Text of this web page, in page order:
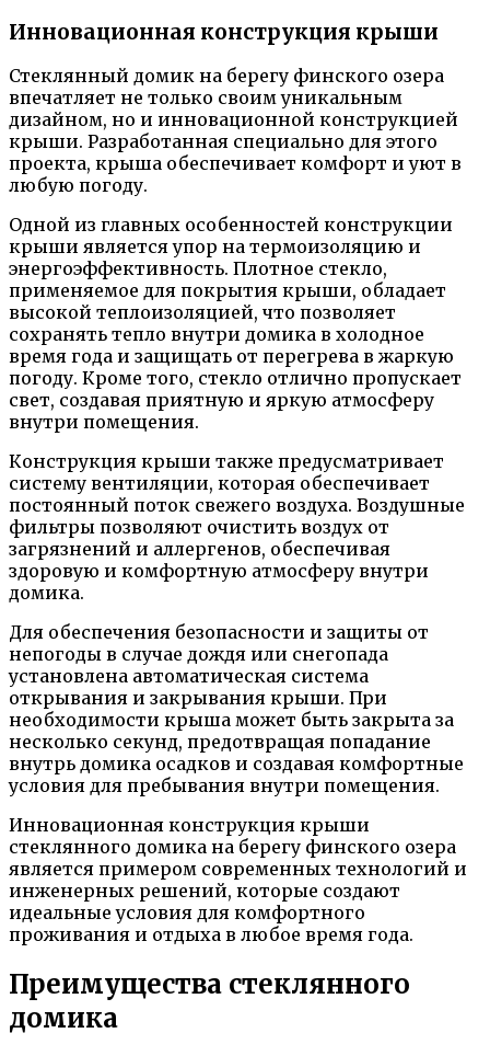
Инновационная конструкция крыши
Стеклянный домик на берегу финского озера
впечатляет не только своим уникальным
дизайном, но и инновационной конструкцией
крыши. Разработанная специально для этого
проекта, крыша обеспечивает комфорт и уют в
любую погоду.
Одной из главных особенностей конструкции
крыши является упор на термоизоляцию и
энергоэффективность. Плотное стекло,
применяемое для покрытия крыши, обладает
высокой теплоизоляцией, что позволяет
сохранять тепло внутри домика в холодное
время года и защищать от перегрева в жаркую
погоду. Кроме того, стекло отлично пропускает
свет, создавая приятную и яркую атмосферу
внутри помещения.
Конструкция крыши также предусматривает
систему вентиляции, которая обеспечивает
постоянный поток свежего воздуха. Воздушные
фильтры позволяют очистить воздух от
загрязнений и аллергенов, обеспечивая
здоровую и комфортную атмосферу внутри
домика.
Для обеспечения безопасности и защиты от
непогоды в случае дождя или снегопада
установлена автоматическая система
открывания и закрывания крыши. При
необходимости крыша может быть закрыта за
несколько секунд, предотвращая попадание
внутрь домика осадков и создавая комфортные
условия для пребывания внутри помещения.
Инновационная конструкция крыши
стеклянного домика на берегу финского озера
является примером современных технологий и
инженерных решений, которые создают
идеальные условия для комфортного
проживания и отдыха в любое время года.
Преимущества стеклянного
домика